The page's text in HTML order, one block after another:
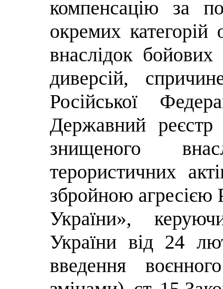
компенсацію за
окремих категорій
внаслідок бойових
диверсій,
Російської
Державний
знищеного
терористичних
збройною агресією
України»,
України від 24
введення